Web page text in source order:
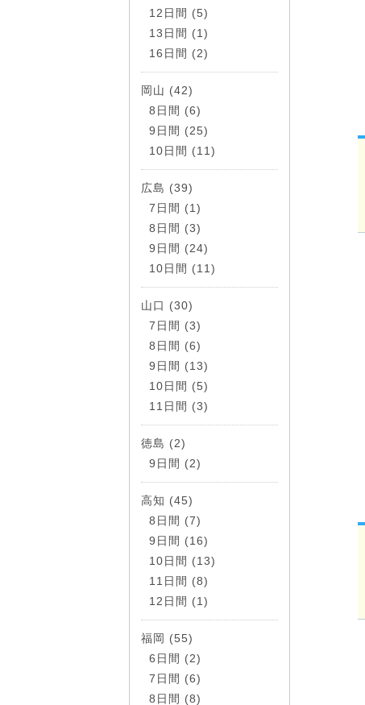
12日間 (5)
13日間 (1)
16日間 (2)
岡山 (42)
8日間 (6)
9日間 (25)
10日間 (11)
広島 (39)
7日間 (1)
8日間 (3)
9日間 (24)
10日間 (11)
山口 (30)
7日間 (3)
8日間 (6)
9日間 (13)
10日間 (5)
11日間 (3)
徳島 (2)
9日間 (2)
高知 (45)
8日間 (7)
9日間 (16)
10日間 (13)
11日間 (8)
12日間 (1)
福岡 (55)
6日間 (2)
7日間 (6)
8日間 (8)